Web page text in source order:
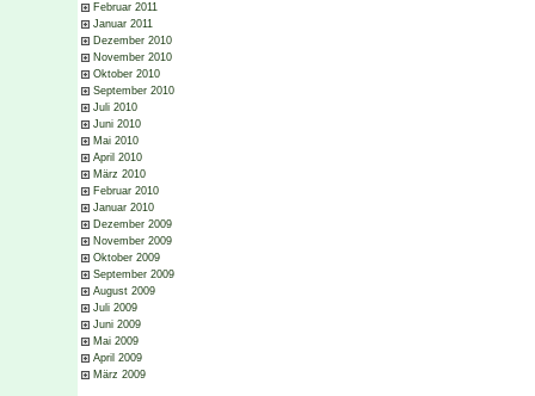
Februar 2011
Januar 2011
Dezember 2010
November 2010
Oktober 2010
September 2010
Juli 2010
Juni 2010
Mai 2010
April 2010
März 2010
Februar 2010
Januar 2010
Dezember 2009
November 2009
Oktober 2009
September 2009
August 2009
Juli 2009
Juni 2009
Mai 2009
April 2009
März 2009